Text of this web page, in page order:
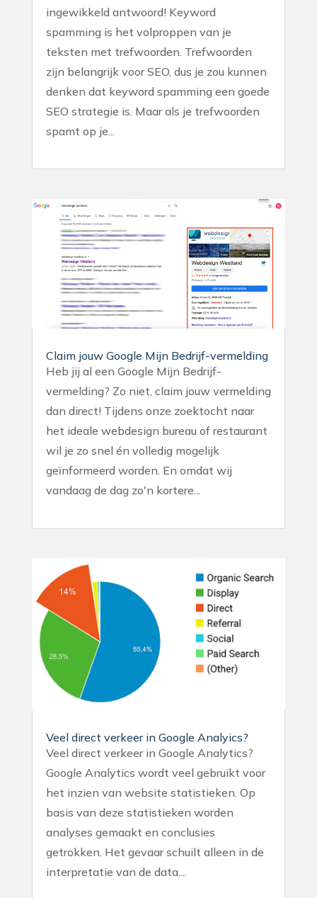
ingewikkeld antwoord! Keyword
spamming is het volproppen van je
teksten met trefwoorden. Trefwoorden
zijn belangrijk voor SEO, dus je zou kunnen
denken dat keyword spamming een goede
SEO strategie is. Maar als je trefwoorden
spamt op je...
Claim jouw Google Mijn Bedrijf-vermelding
Heb jij al een Google Mijn Bedrijf-
vermelding? Zo niet, claim jouw vermelding
dan direct! Tijdens onze zoektocht naar
het ideale webdesign bureau of restaurant
wil je zo snel én volledig mogelijk
geïnformeerd worden. En omdat wij
vandaag de dag zo'n kortere...
Veel direct verkeer in Google Analyics?
Veel direct verkeer in Google Analytics?
Google Analytics wordt veel gebruikt voor
het inzien van website statistieken. Op
basis van deze statistieken worden
analyses gemaakt en conclusies
getrokken. Het gevaar schuilt alleen in de
interpretatie van de data....